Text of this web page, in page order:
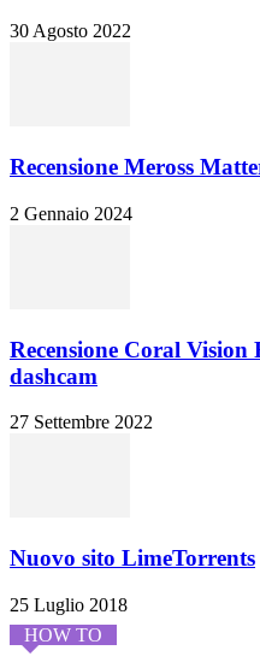
30 Agosto 2022
Recensione Meross
2 Gennaio 2024
Recensione Coral
dashcam
27 Settembre 2022
Nuovo sito LimeTorrents
25 Luglio 2018
HOW TO